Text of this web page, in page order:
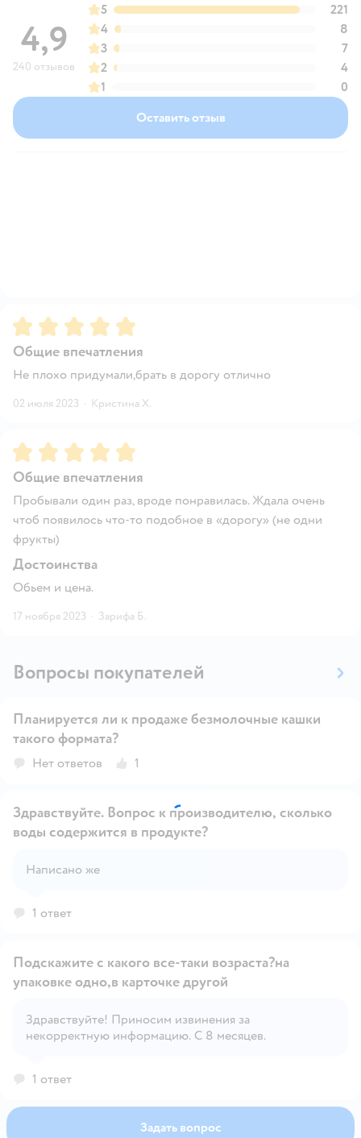
4,9
240 отзывов
5
221
4
8
3
7
2
4
1
0
Оставить отзыв
Рейтинг:5
Общие впечатления
Не плохо придумали,брать в дорогу отлично
02 июля 2023 · Кристина Х.
Рейтинг:5
Общие впечатления
Пробывали один раз, вроде понравилась. Ждала очень
чтоб появилось что-то подобное в «дорогу» (не одни
фрукты)
Достоинства
Обьем и цена.
17 ноября 2023 · Зарифа Б.
Вопросы покупателей
Планируется ли к продаже безмолочные кашки
такого формата?
Нет ответов 1
Здравствуйте. Вопрос к производителю, сколько
воды содержится в продукте?
Написано же
1 ответ
Открыть вопрос
Подскажите с какого все-таки возраста?на
упаковке одно,в карточке другой
Здравствуйте! Приносим извинения за
некорректную информацию. С 8 месяцев.
1 ответ
Задать вопрос